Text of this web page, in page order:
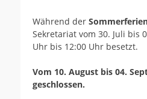
Während der
Sekretariat vom 30. Juli bis
Uhr bis 12:00 Uhr besetzt.
Vom 10. August bis 04.
geschlossen.